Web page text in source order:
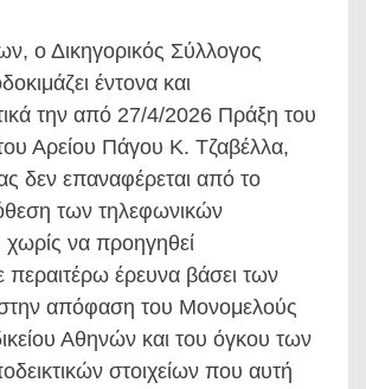
ο Δικηγορικός Σύλλογος
έντονα και
την από 27/4/2026 Πράξη του
Αρείου Πάγου Κ. Τζαβέλλα,
δεν επαναφέρεται από το
των τηλεφωνικών
να προηγηθεί
περαιτέρω έρευνα βάσει των
απόφαση του Μονομελούς
Αθηνών και του όγκου των
στοιχείων που αυτή